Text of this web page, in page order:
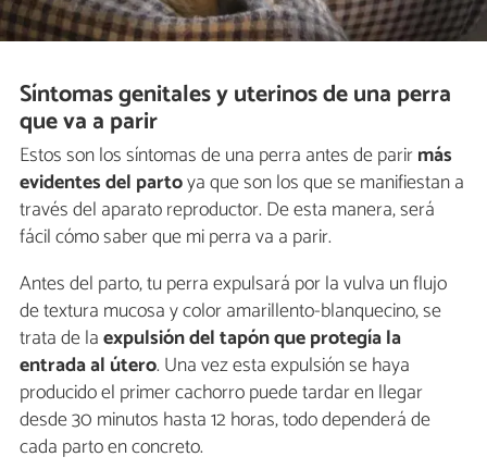
Síntomas genitales y uterinos de una perra
que va a parir
Estos son los síntomas de una perra antes de parirmás
evidentes del partoya que son los que se manifiestan a
través del aparato reproductor. De esta manera, será
fácil cómo saber que mi perra va a parir.
Antes del parto, tu perra expulsará por la vulva un flujo
de textura mucosa y color amarillento-blanquecino, se
trata de laexpulsión del tapón que protegía la
entrada al útero. Una vez esta expulsión se haya
producido el primer cachorro puede tardar en llegar
desde 30 minutos hasta 12 horas, todo dependerá de
cada parto en concreto.